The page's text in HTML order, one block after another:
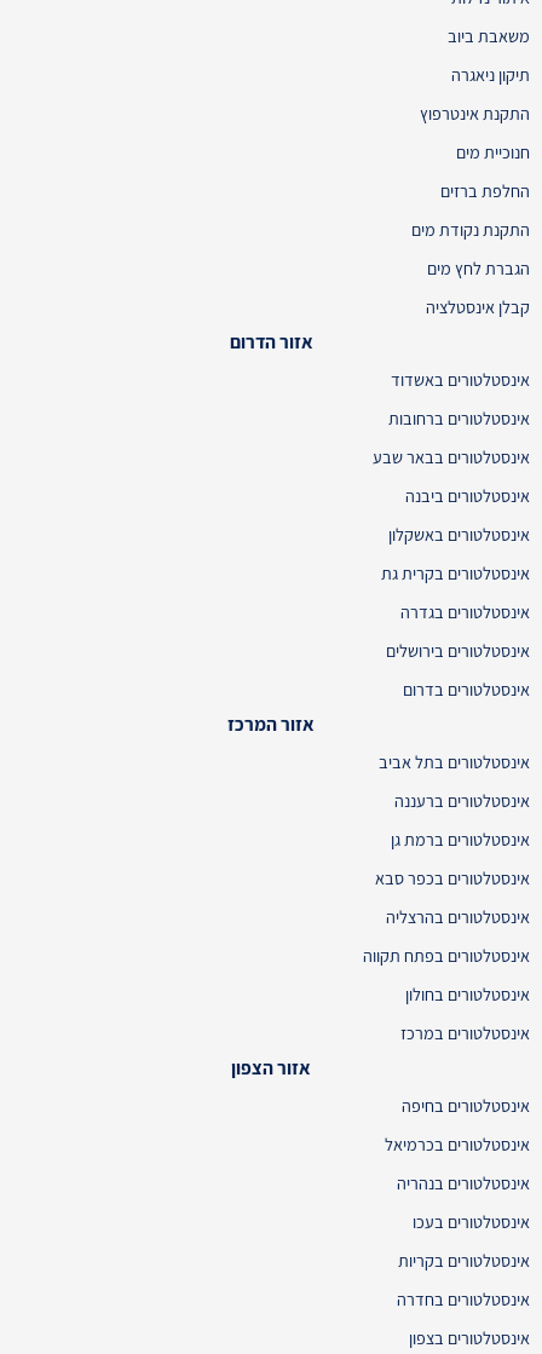
משאבת ביוב
תיקון ניאגרה
התקנת אינטרפוץ
חנוכיית מים
החלפת ברזים
התקנת נקודת מים
הגברת לחץ מים
קבלן אינסטלציה
אזור הדרום
אינסטלטורים באשדוד
אינסטלטורים ברחובות
אינסטלטורים בבאר שבע
אינסטלטורים ביבנה
אינסטלטורים באשקלון
אינסטלטורים בקרית גת
אינסטלטורים בגדרה
אינסטלטורים בירושלים
אינסטלטורים בדרום
אזור המרכז
אינסטלטורים בתל אביב
אינסטלטורים ברעננה
אינסטלטורים ברמת גן
אינסטלטורים בכפר סבא
אינסטלטורים בהרצליה
אינסטלטורים בפתח תקווה
אינסטלטורים בחולון
אינסטלטורים במרכז
אזור הצפון
אינסטלטורים בחיפה
אינסטלטורים בכרמיאל
אינסטלטורים בנהריה
אינסטלטורים בעכו
אינסטלטורים בקריות
אינסטלטורים בחדרה
אינסטלטורים בצפון